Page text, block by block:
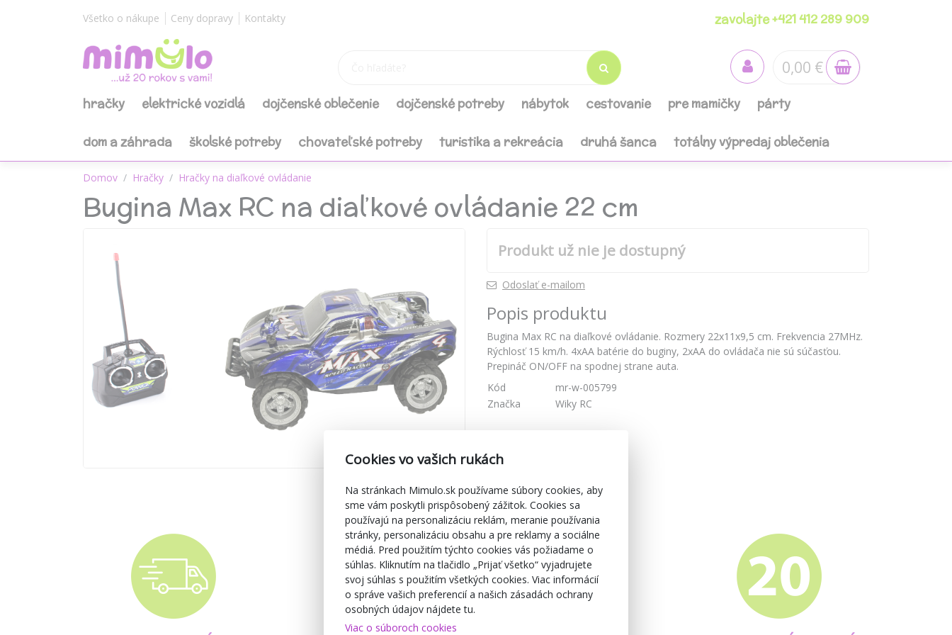
Všetko o nákupe Ceny dopravy Kontakty zavolajte +421 412 289 909
0,00 €
hračky elektrické vozidlá dojčenské oblečenie dojčenské potreby nábytok cestovanie pre mamičky párty
dom a záhrada školské potreby chovateľské potreby turistika a rekreácia druhá šanca totálny výpredaj oblečenia
Domov Hračky Hračky na diaľkové ovládanie
Bugina Max RC na diaľkové ovládanie 22 cm
Produkt už nie je dostupný
Odoslať e-mailom
Popis produktu
Bugina Max RC na diaľkové ovládanie. Rozmery 22x11x9,5 cm. Frekvencia 27MHz.
Rýchlosť 15 km/h. 4xAA batérie do buginy, 2xAA do ovládača nie sú súčasťou.
Prepináč ON/OFF na spodnej strane auta.
Kód
mr-w-005799
Značka
Wiky RC
Cookies vo vašich rukách
Na stránkach Mimulo.sk používame súbory cookies, aby
sme vám poskytli prispôsobený zážitok. Cookies sa
používajú na personalizáciu reklám, meranie používania
stránky, personalizáciu obsahu a pre reklamy a sociálne
médiá. Pred použitím týchto cookies vás požiadame o
súhlas. Kliknutím na tlačidlo „Prijať všetko“ vyjadrujete
svoj súhlas s použitím všetkých cookies. Viac informácií
o správe vašich preferencií a našich zásadách ochrany
osobných údajov nájdete tu.
Viac o súboroch cookies